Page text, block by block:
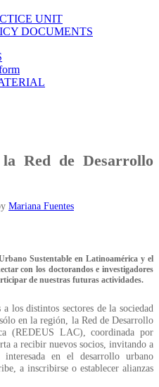
UNIT
DOCUMENTS
Red de Desarrollo
Mariana Fuentes
Sustentable en Latinoamérica y el
con los doctorandos e investigadores
de nuestras futuras actividades.
los distintos sectores de la sociedad
en la región, la Red de Desarrollo
(REDEUS LAC), coordinada por
a recibir nuevos socios, invitando a
en el desarrollo urbano
a inscribirse o establecer alianzas